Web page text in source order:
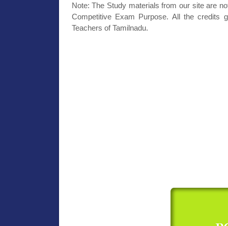
Note: The Study materials from our site are
Competitive Exam Purpose. All the credits
Teachers of Tamilnadu.